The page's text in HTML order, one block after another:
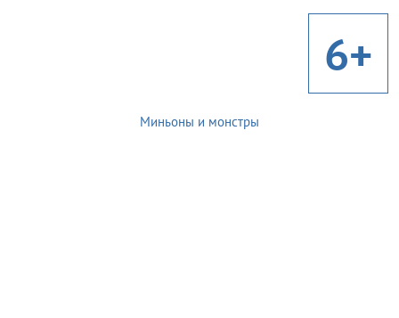
6+
Миньоны и монстры